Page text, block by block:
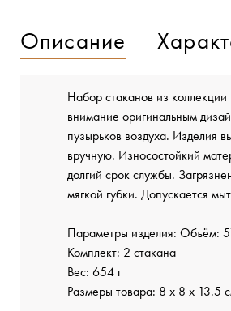
Описание
Набор стаканов из
внимание оригинальным
пузырьков воздуха. Изделия
вручную. Износостойкий
долгий срок службы.
мягкой губки. Допускается
Параметры изделия: Объём:
Комплект: 2 стакана
Вес: 654 г
Размеры товара: 8 x 8 x 13.5